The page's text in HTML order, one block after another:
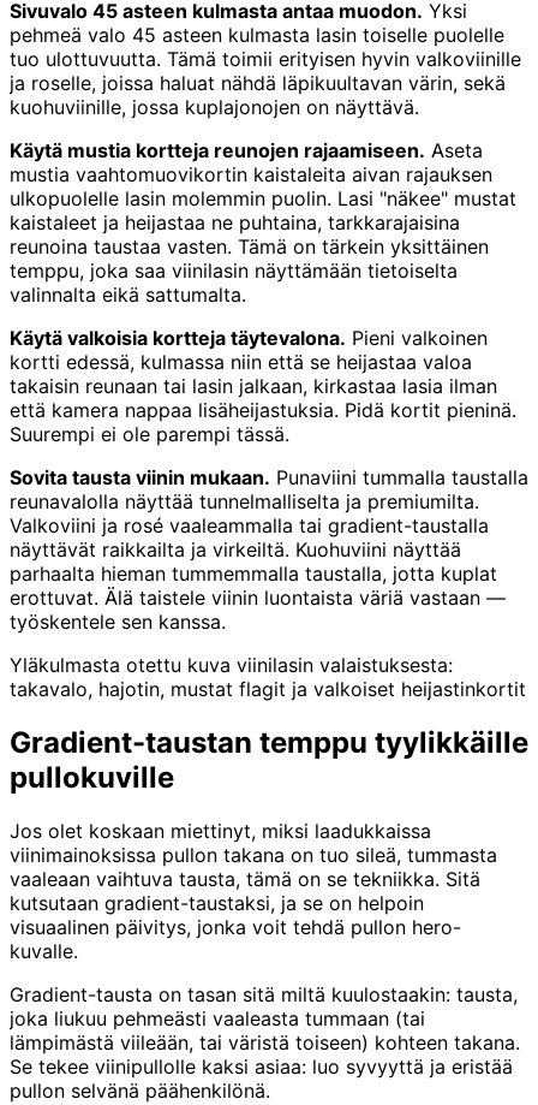
Sivuvalo 45 asteen kulmasta antaa muodon. Yksi
pehmeä valo 45 asteen kulmasta lasin toiselle puolelle
tuo ulottuvuutta. Tämä toimii erityisen hyvin valkoviinille
ja roselle, joissa haluat nähdä läpikuultavan värin, sekä
kuohuviinille, jossa kuplajonojen on näyttävä.
Käytä mustia kortteja reunojen rajaamiseen. Aseta
mustia vaahtomuovikortin kaistaleita aivan rajauksen
ulkopuolelle lasin molemmin puolin. Lasi "näkee" mustat
kaistaleet ja heijastaa ne puhtaina, tarkkarajaisina
reunoina taustaa vasten. Tämä on tärkein yksittäinen
temppu, joka saa viinilasin näyttämään tietoiselta
valinnalta eikä sattumalta.
Käytä valkoisia kortteja täytevalona. Pieni valkoinen
kortti edessä, kulmassa niin että se heijastaa valoa
takaisin reunaan tai lasin jalkaan, kirkastaa lasia ilman
että kamera nappaa lisäheijastuksia. Pidä kortit pieninä.
Suurempi ei ole parempi tässä.
Sovita tausta viinin mukaan. Punaviini tummalla taustalla
reunavalolla näyttää tunnelmalliselta ja premiumilta.
Valkoviini ja rosé vaaleammalla tai gradient-taustalla
näyttävät raikkailta ja virkeiltä. Kuohuviini näyttää
parhaalta hieman tummemmalla taustalla, jotta kuplat
erottuvat. Älä taistele viinin luontaista väriä vastaan —
työskentele sen kanssa.
Yläkulmasta otettu kuva viinilasin valaistuksesta:
takavalo, hajotin, mustat flagit ja valkoiset heijastinkortit
Gradient-taustan temppu tyylikkäille
pullokuville
Jos olet koskaan miettinyt, miksi laadukkaissa
viinimainoksissa pullon takana on tuo sileä, tummasta
vaaleaan vaihtuva tausta, tämä on se tekniikka. Sitä
kutsutaan gradient-taustaksi, ja se on helpoin
visuaalinen päivitys, jonka voit tehdä pullon hero-
kuvalle.
Gradient-tausta on tasan sitä miltä kuulostaakin: tausta,
joka liukuu pehmeästi vaaleasta tummaan (tai
lämpimästä viileään, tai väristä toiseen) kohteen takana.
Se tekee viinipullolle kaksi asiaa: luo syvyyttä ja eristää
pullon selvänä päähenkilönä.